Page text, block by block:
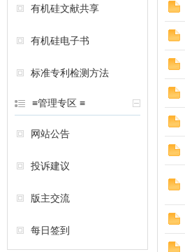
有机硅文献共享
有机硅电子书
标准专利检测方法
≡管理专区 ≡
网站公告
投诉建议
版主交流
每日签到